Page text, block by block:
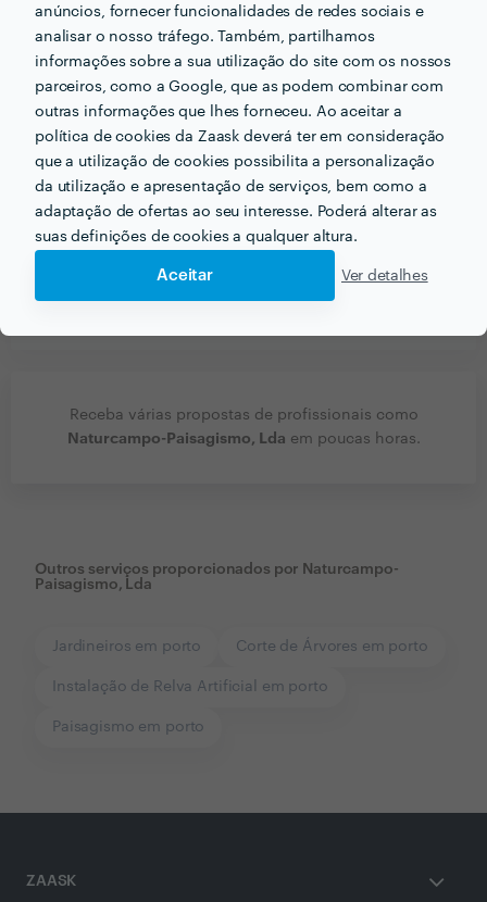
anúncios, fornecer funcionalidades de redes sociais e
analisar o nosso tráfego. Também, partilhamos
informações sobre a sua utilização do site com os nossos
parceiros, como a Google, que as podem combinar com
outras informações que lhes forneceu. Ao aceitar a
política de cookies da Zaask deverá ter em consideração
que a utilização de cookies possibilita a personalização
da utilização e apresentação de serviços, bem como a
adaptação de ofertas ao seu interesse. Poderá alterar as
suas definições de cookies a qualquer altura.
Aceitar Ver detalhes
Engenharia agronómica
Arquitectura paisagista
Sistemas de rega
Que conselhos daria a alguém que quer contratar
profissionais do seu sector? Há algo fundamental a ter
Criar um plano de ideias , destacando a função
principal pretendida para o espaço a intervir.
Receba várias propostas de profissionais como
Naturcampo-Paisagismo, Lda em poucas horas.
Outros serviços proporcionados por Naturcampo-
Paisagismo, Lda
Jardineiros em porto Corte de Árvores em porto
Instalação de Relva Artificial em porto
Paisagismo em porto
ZAASK